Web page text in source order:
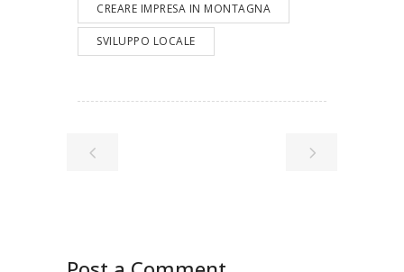
CREARE IMPRESA IN MONTAGNA
SVILUPPO LOCALE